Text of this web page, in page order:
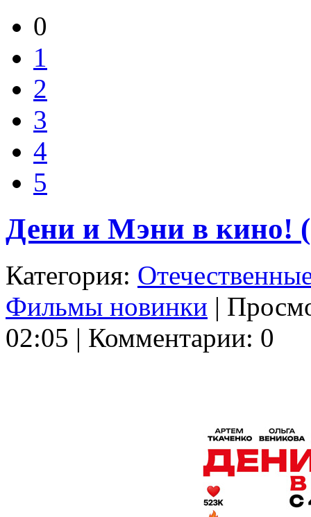
0
1
2
3
4
5
Дени и Мэни в кино!
Категория:
Фильмы новинки |
02:05 | Комментарии: 0